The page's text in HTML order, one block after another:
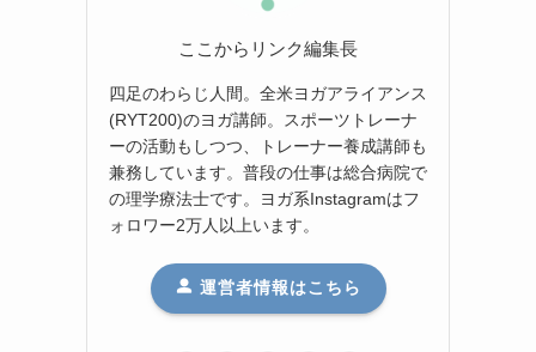
ここからリンク編集長
四足のわらじ人間。全米ヨガアライアンス
(RYT200)のヨガ講師。スポーツトレーナ
ーの活動もしつつ、トレーナー養成講師も
兼務しています。普段の仕事は総合病院で
の理学療法士です。ヨガ系Instagramはフ
ォロワー2万人以上います。
運営者情報はこちら